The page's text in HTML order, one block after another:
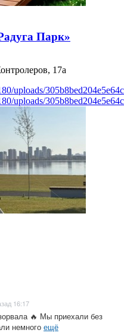
Парк»
17а
uploads/
uploads/
16:17
🔥 Мы приехали без
немного ещё